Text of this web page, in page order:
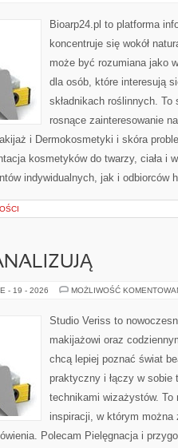
Bioarp24.pl to platforma
koncentruje się wokół
może być rozumiana jako
dla osób, które interesują
składnikach roślinnych.
rosnące zainteresowanie
i Dermokosmetyki i skóra
kosmetyków do twarzy, ciała i
indywidualnych, jak i
- 19 - 2026 MOŻLIWOŚĆ
Studio Veriss to
makijażowi oraz
chcą lepiej poznać świat
praktyczny i łączy w sobie
technikami wizażystów. To
inspiracji, w którym można
Polecam Pielęgnacja i